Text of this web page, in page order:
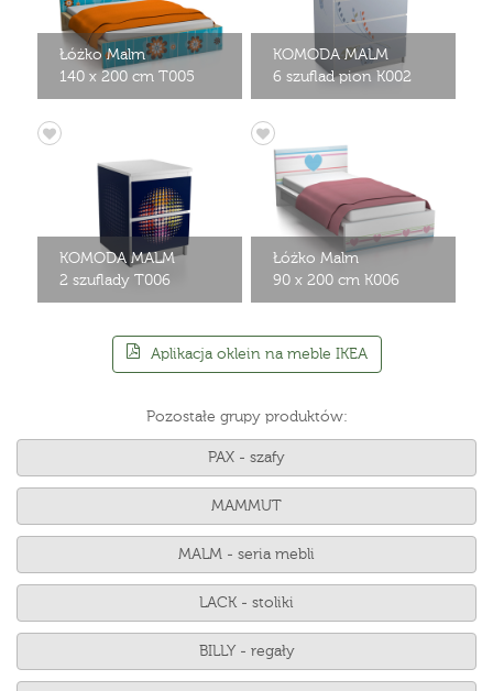
Łóżko Malm
140 x 200 cm T005
KOMODA MALM
6 szuflad pion K002
KOMODA MALM
2 szuflady T006
Łóżko Malm
90 x 200 cm K006
Aplikacja oklein na meble IKEA
Pozostałe grupy produktów:
PAX - szafy
MAMMUT
MALM - seria mebli
LACK - stoliki
BILLY - regały